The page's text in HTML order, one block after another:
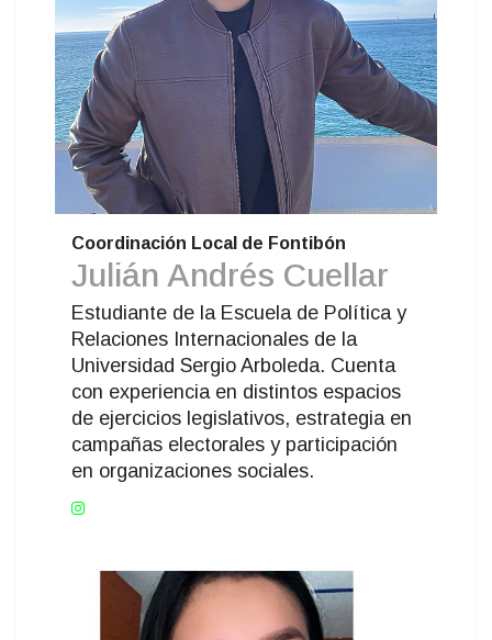
Coordinación Local de Fontibón
Julián Andrés Cuellar
Estudiante de la Escuela de Política y
Relaciones Internacionales de la
Universidad Sergio Arboleda. Cuenta
con experiencia en distintos espacios
de ejercicios legislativos, estrategia en
campañas electorales y participación
en organizaciones sociales.